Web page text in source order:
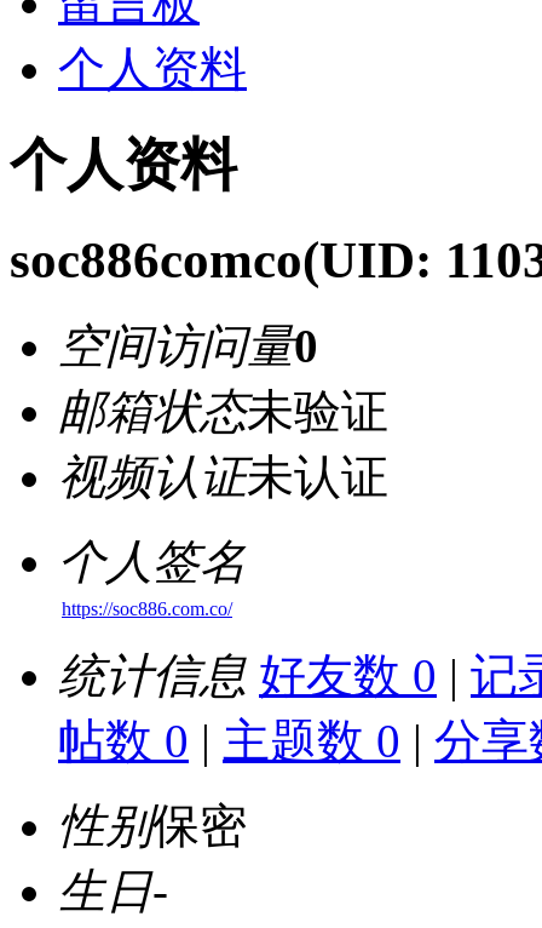
个人资料
个人资料
soc886comco(UID:
空间访问量0
邮箱状态未验证
视频认证未认证
个人签名
https://soc886.com.co/
统计信息 好友数 0 | 记
帖数 0 | 主题数 0 | 分享
性别保密
生日-